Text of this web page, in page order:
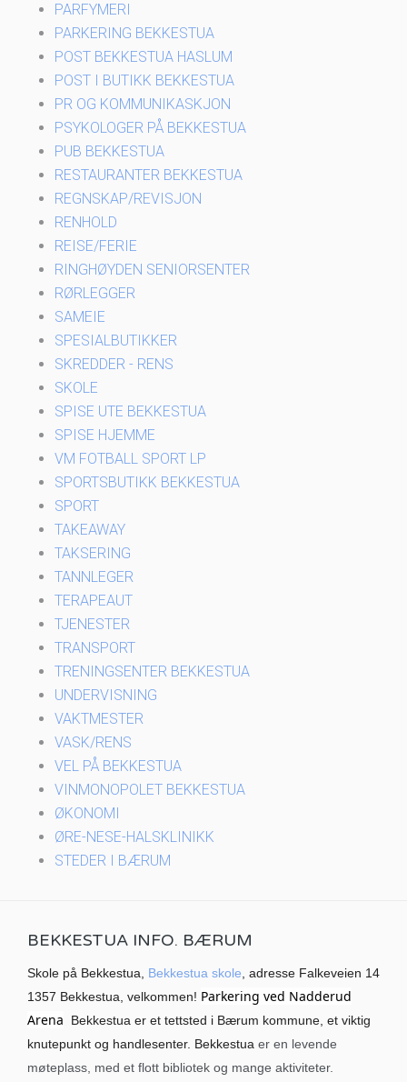
PARFYMERI
PARKERING BEKKESTUA
POST BEKKESTUA HASLUM
POST I BUTIKK BEKKESTUA
PR OG KOMMUNIKASKJON
PSYKOLOGER PÅ BEKKESTUA
PUB BEKKESTUA
RESTAURANTER BEKKESTUA
REGNSKAP/REVISJON
RENHOLD
REISE/FERIE
RINGHØYDEN SENIORSENTER
RØRLEGGER
SAMEIE
SPESIALBUTIKKER
SKREDDER - RENS
SKOLE
SPISE UTE BEKKESTUA
SPISE HJEMME
VM FOTBALL SPORT LP
SPORTSBUTIKK BEKKESTUA
SPORT
TAKEAWAY
TAKSERING
TANNLEGER
TERAPEAUT
TJENESTER
TRANSPORT
TRENINGSENTER BEKKESTUA
UNDERVISNING
VAKTMESTER
VASK/RENS
VEL PÅ BEKKESTUA
VINMONOPOLET BEKKESTUA
ØKONOMI
ØRE-NESE-HALSKLINIKK
STEDER I BÆRUM
BEKKESTUA INFO. BÆRUM
Skole på Bekkestua, Bekkestua skole , adresse Falkeveien 14
1357 Bekkestua, velkommen! Parkering ved Nadderud
Arena
Bekkestua er et tettsted i Bærum kommune, et viktig
knutepunkt og handlesenter. Bekkestua er en levende
møteplass, med et flott bibliotek og mange aktiviteter.